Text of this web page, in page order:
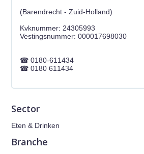
(Barendrecht - Zuid-Holland)
Kvknummer: 24305993
0180-611434
0180 611434
Sector
Eten & Drinken
Branche